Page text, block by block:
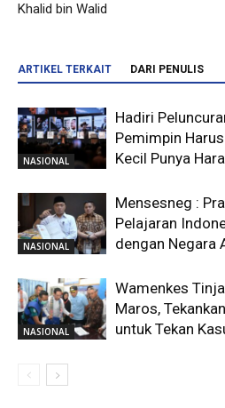
Khalid bin Walid
ARTIKEL TERKAIT DARI PENULIS
NASIONAL
Hadiri
Pemimpin
Kecil Punya
NASIONAL
Mensesneg :
Pelajaran
dengan Negara
NASIONAL
Wamenkes
Maros,
untuk Tekan